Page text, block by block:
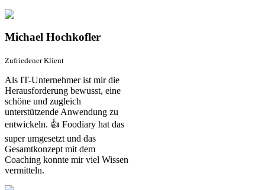
Michael Hochkofler
Zufriedener Klient
Als IT-Unternehmer ist mir die
Herausforderung bewusst, eine
schöne und zugleich
unterstützende Anwendung zu
entwickeln. 👍 Foodiary hat das
super umgesetzt und das
Gesamtkonzept mit dem
Coaching konnte mir viel Wissen
vermitteln.